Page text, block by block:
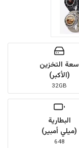
سعة التخزين
(الأكبر)
32GB
البطارية
(ميلي أمبير)
648